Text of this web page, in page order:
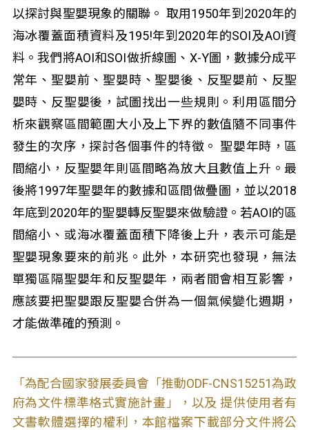
以探討與聖嬰現象的關聯。 取用1950年到2020年的
海冰覆蓋面積資料及195!年到2020年的SOI及AOI資
料。我們將AOI和SOI做折線圖、X-Y圖，數據分成平
常年、聖嬰前、聖嬰時、聖嬰後、反聖嬰前、反聖
嬰時、反聖嬰後，試圖找出一些規則。利用區間分
析來觀察區間範圍大小及上下界的數值隨不同事件
發生的次序，探討各個事件的特徵。 聖嬰年時，區
間縮小，反聖嬰年則區間略為放大且數值上升。最
後將1997年聖嬰年的數據和區間做疊圖，並以2018
年底到2020年的聖嬰轉反聖嬰來做驗證。若AOI的區
間縮小、或海冰覆蓋面積下降後上升，表示可能是
聖嬰現象要來的前兆。此外，本研究也發現，無法
單獨區隔聖嬰年和反聖嬰年，兩者間會相互影響，
應該要把聖嬰跟反聖嬰合併為一個氣候變化週期，
才能做準確的預測。
「為配合國家發展委員會「推動ODF-CNS15251為政
府為文件標準格式實施計畫」，以及 提供使用者有
文書軟體選擇的權利，本館檔案下載部分文件將公